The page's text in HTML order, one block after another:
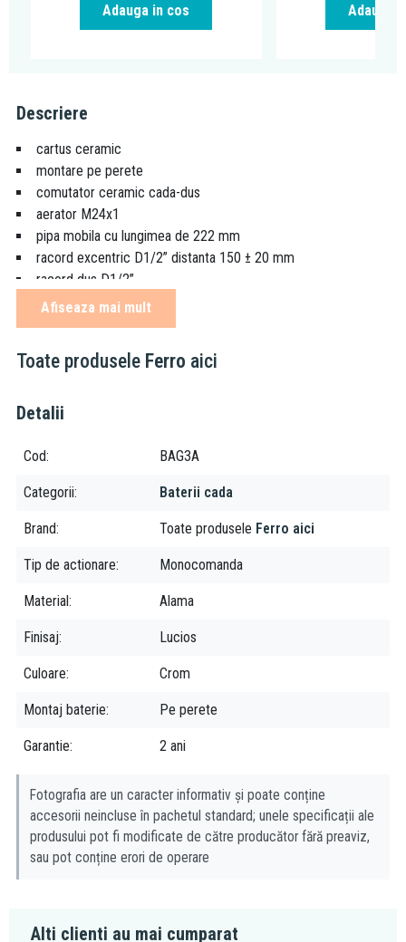
Adauga in cos Adauga
Descriere
cartus ceramic
montare pe perete
comutator ceramic cada-dus
aerator M24x1
pipa mobila cu lungimea de 222 mm
racord excentric D1/2” distanta 150 ± 20 mm
racord dus D1/2”
nu include set de dus
Despre brand:
de accesorii tehnico-sanitare, armaturi si sisteme de incalzire din
ani, grupul Ferro isi asigura locul prin faptul ca produsele lor
vizeaza o calitate excelenta, la preturi accesibile tuturor.
Afiseaza mai mult
Toate produsele Ferro aici
Detalii
Cod BAG3A
Categorii Baterii cada
Brand Toate produsele Ferro aici
Tip de actionare Monocomanda
Material Alama
Finisaj Lucios
Culoare Crom
Montaj baterie Pe perete
Garantie 2 ani
Fotografia are un caracter informativ și poate conține
accesorii neincluse în pachetul standard; unele specificații ale
produsului pot fi modificate de către producător fără preaviz,
sau pot conține erori de operare
Alti clienti au mai cumparat